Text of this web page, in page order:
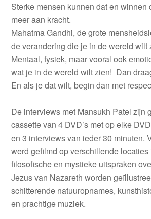
Sterke mensen kunnen dat en winnen
meer aan kracht.
Mahatma Gandhi, de grote
de verandering die je in de wereld wilt
Mentaal, fysiek, maar vooral ook
wat je in de wereld wilt zien! Dan
En als je dat wilt, begin dan met
De interviews met Mansukh Patel zijn
cassette van 4 DVD’s met op elke
en 3 interviews van ieder 30 minuten.
werd gefilmd op verschillende
filosofische en mystieke uitspraken
Jezus van Nazareth worden
schitterende natuuropnames,
en prachtige muziek.